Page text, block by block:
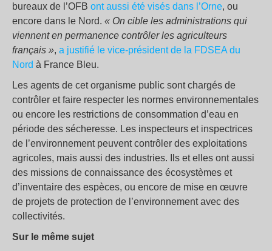
bureaux de l’OFB ont aussi été visés dans l’Orne, ou
encore dans le Nord. « On cible les administrations qui
viennent en permanence contrôler les agriculteurs
français », a justifié le vice-président de la FDSEA du
Nord à France Bleu.
Les agents de cet organisme public sont chargés de
contrôler et faire respecter les normes environnementales
ou encore les restrictions de consommation d’eau en
période des sécheresse. Les inspecteurs et inspectrices
de l’environnement peuvent contrôler des exploitations
agricoles, mais aussi des industries. Ils et elles ont aussi
des missions de connaissance des écosystèmes et
d’inventaire des espèces, ou encore de mise en œuvre
de projets de protection de l’environnement avec des
collectivités.
Sur le même sujet